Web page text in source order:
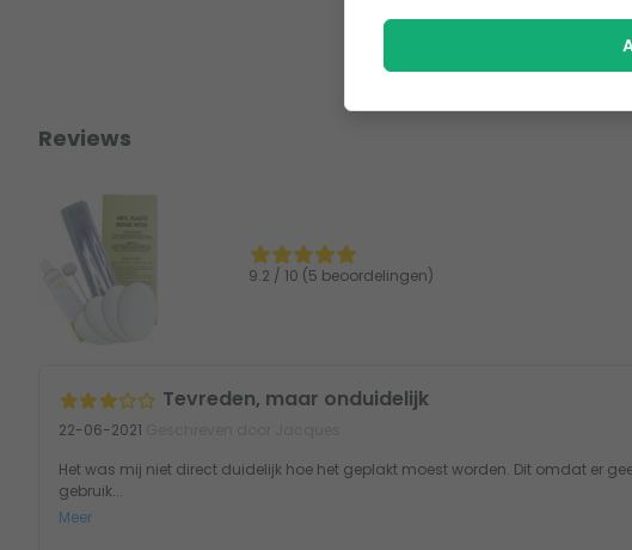
Reviews
9.2 / 10 (5 beoordelingen)
Tevreden, maar onduidelijk
22-06-2021
Het was mij niet direct duidelijk hoe het geplakt moest worden. Dit omdat er
gebruik...
Meer